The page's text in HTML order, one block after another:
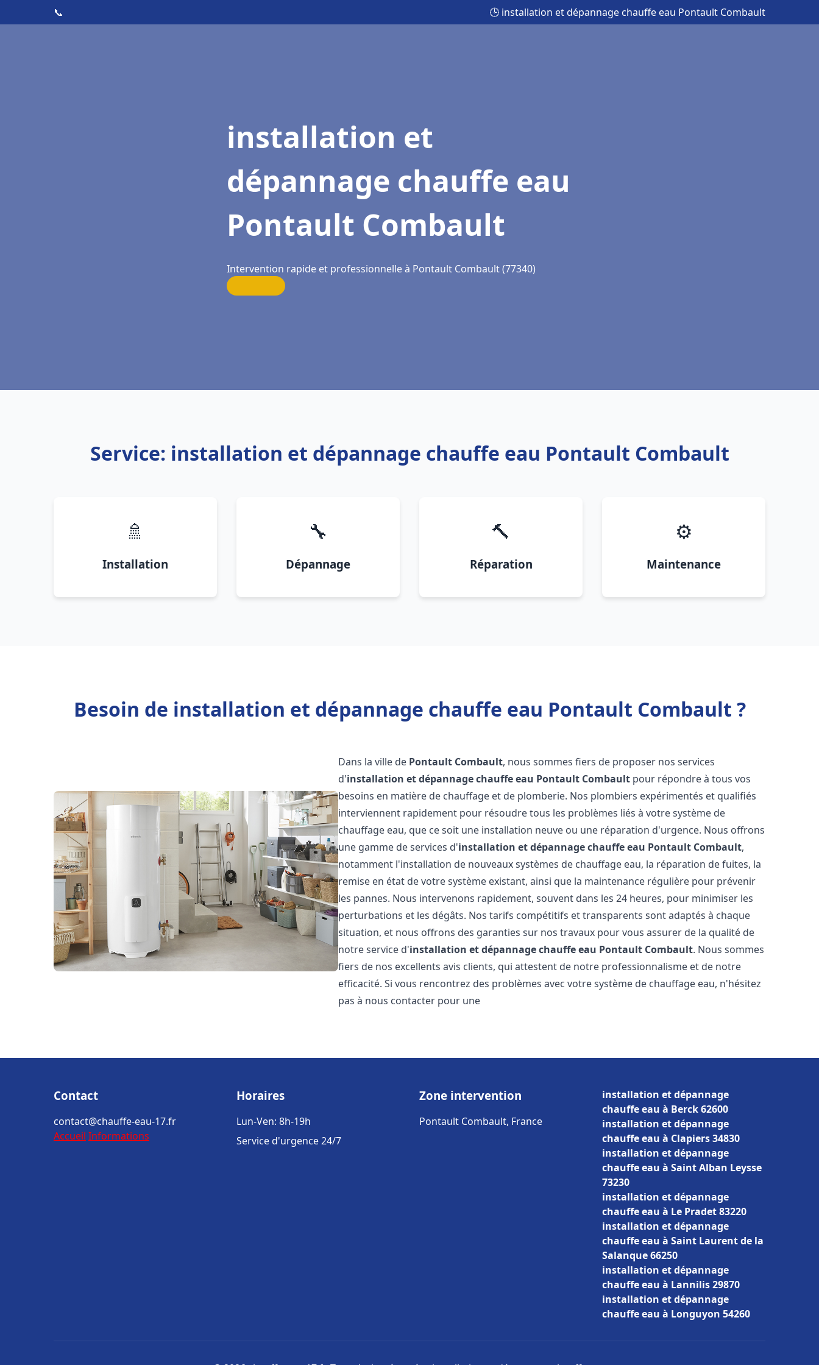
📞 🕒 installation et dépannage chauffe eau Pontault Combault
installation et
dépannage chauffe eau
Pontault Combault
Intervention rapide et professionnelle à Pontault Combault (77340)
Service: installation et dépannage chauffe eau Pontault Combault
🚿
Installation
🔧
Dépannage
🔨
Réparation
⚙️
Maintenance
Besoin de installation et dépannage chauffe eau Pontault Combault ?
Dans la ville de Pontault Combault, nous sommes fiers de proposer nos services
d'installation et dépannage chauffe eau Pontault Combault pour répondre à tous vos
besoins en matière de chauffage et de plomberie. Nos plombiers expérimentés et qualifiés
interviennent rapidement pour résoudre tous les problèmes liés à votre système de
chauffage eau, que ce soit une installation neuve ou une réparation d'urgence. Nous offrons
une gamme de services d'installation et dépannage chauffe eau Pontault Combault,
notamment l'installation de nouveaux systèmes de chauffage eau, la réparation de fuites, la
remise en état de votre système existant, ainsi que la maintenance régulière pour prévenir
les pannes. Nous intervenons rapidement, souvent dans les 24 heures, pour minimiser les
perturbations et les dégâts. Nos tarifs compétitifs et transparents sont adaptés à chaque
situation, et nous offrons des garanties sur nos travaux pour vous assurer de la qualité de
notre service d'installation et dépannage chauffe eau Pontault Combault. Nous sommes
fiers de nos excellents avis clients, qui attestent de notre professionnalisme et de notre
efficacité. Si vous rencontrez des problèmes avec votre système de chauffage eau, n'hésitez
pas à nous contacter pour une
Contact
contact@chauffe-eau-17.fr
Accueil Informations
Horaires
Lun-Ven: 8h-19h
Service d'urgence 24/7
Zone intervention
Pontault Combault, France
installation et dépannage
chauffe eau à Berck 62600
installation et dépannage
chauffe eau à Clapiers 34830
installation et dépannage
chauffe eau à Saint Alban Leysse
73230
installation et dépannage
chauffe eau à Le Pradet 83220
installation et dépannage
chauffe eau à Saint Laurent de la
Salanque 66250
installation et dépannage
chauffe eau à Lannilis 29870
installation et dépannage
chauffe eau à Longuyon 54260